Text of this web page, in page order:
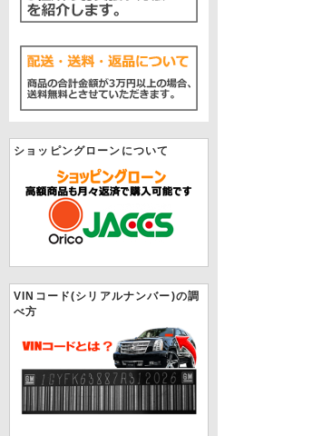
ショッピングローンについて
VINコード(シリアルナンバー)の調
べ方